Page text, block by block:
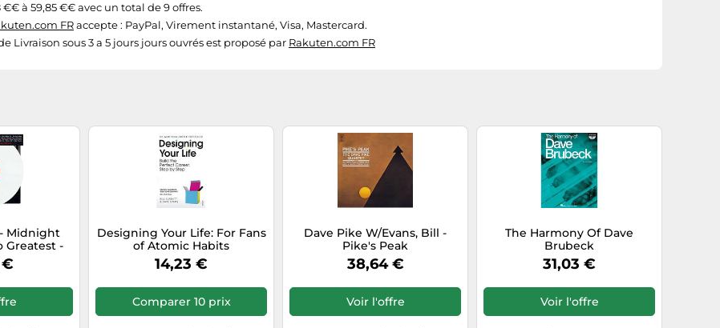
à 59,85 €€ avec un total de 9 offres.
FRaccepte : PayPal, Virement instantané, Visa, Mastercard.
Livraison sous 3 a 5 jours jours ouvrés est proposé par Rakuten.com FR
Midnight
Greatest -
- 12
Tracks
Bill
Monk,
and Many
€
Designing Your Life: For Fans
of Atomic Habits
14,23 €
Comparer 10 prix
Dave Pike W/Evans, Bill -
Pike's Peak
38,64 €
Voir l'offre
The Harmony Of Dave
Brubeck
31,03 €
Voir l'offre